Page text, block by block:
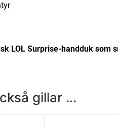
LOL Surprise-handduk som
gillar ...